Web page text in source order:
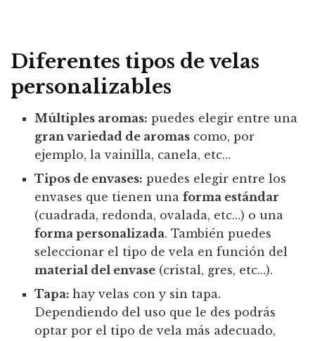
Diferentes tipos de velas
personalizables
Múltiples aromas: puedes elegir entre una
gran variedad de aromas como, por
ejemplo, la vainilla, canela, etc…
Tipos de envases: puedes elegir entre los
envases que tienen unaforma estándar
(cuadrada, redonda, ovalada, etc…) o una
forma personalizada. También puedes
seleccionar el tipo de vela en función del
material del envase (cristal, gres, etc…).
Tapa:hay velas con y sin tapa.
Dependiendo del uso que le des podrás
optar por el tipo de vela más adecuado,